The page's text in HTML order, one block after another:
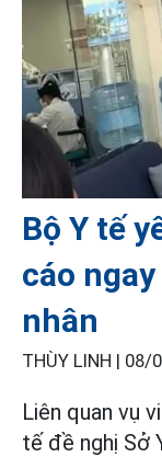
Bộ Y tế
cáo
nhân
THÙY LINH | 08/
Liên quan vụ
tế đề nghị Sở